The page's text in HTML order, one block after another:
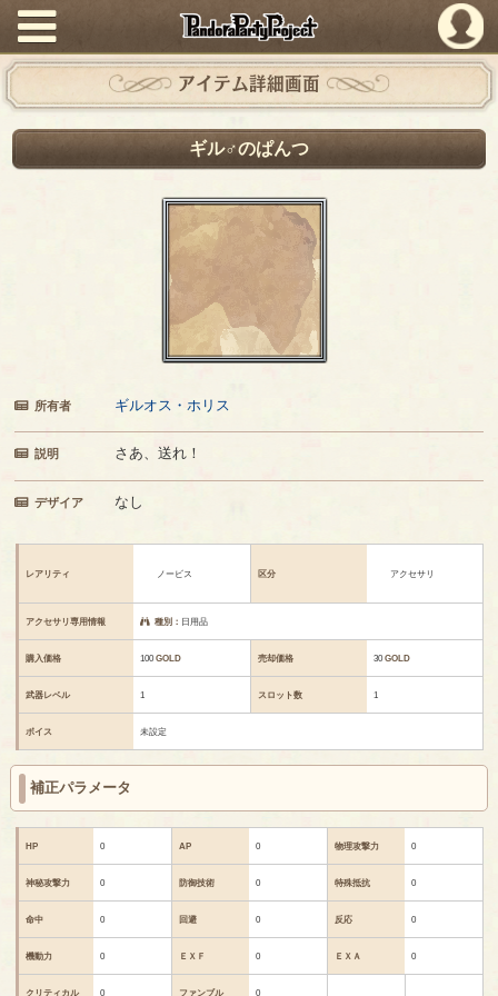
PandoraPartyProject
アイテム詳細画面
ギル♂のぱんつ
所有者 ギルオス・ホリス
説明 さあ、送れ！
デザイア なし
レアリティ ノービス 区分 アクセサリ
アクセサリ専用情報 種別： 日用品
購入価格 100GOLD 売却価格 30GOLD
武器レベル 1 スロット数 1
ボイス 未設定
補正パラメータ
HP 0 AP 0 物理攻撃力 0
神秘攻撃力 0 防御技術 0 特殊抵抗 0
命中 0 回避 0 反応 0
機動力 0 ＥＸＦ 0 ＥＸＡ 0
クリティカル 0 ファンブル 0